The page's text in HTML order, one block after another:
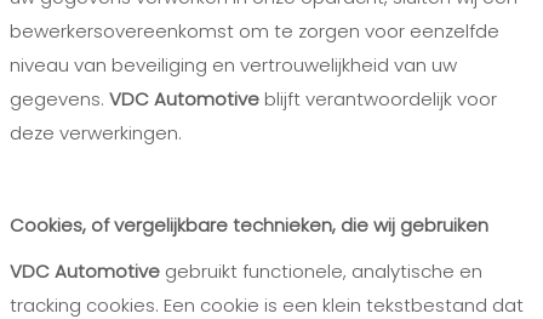
bewerkersovereenkomst om te zorgen voor eenzelfde
niveau van beveiliging en vertrouwelijkheid van uw
gegevens. VDC Automotiveblijft verantwoordelijk voor
deze verwerkingen.
Cookies, of vergelijkbare technieken, die wij gebruiken
VDC Automotivegebruikt functionele, analytische en
tracking cookies. Een cookie is een klein tekstbestand dat